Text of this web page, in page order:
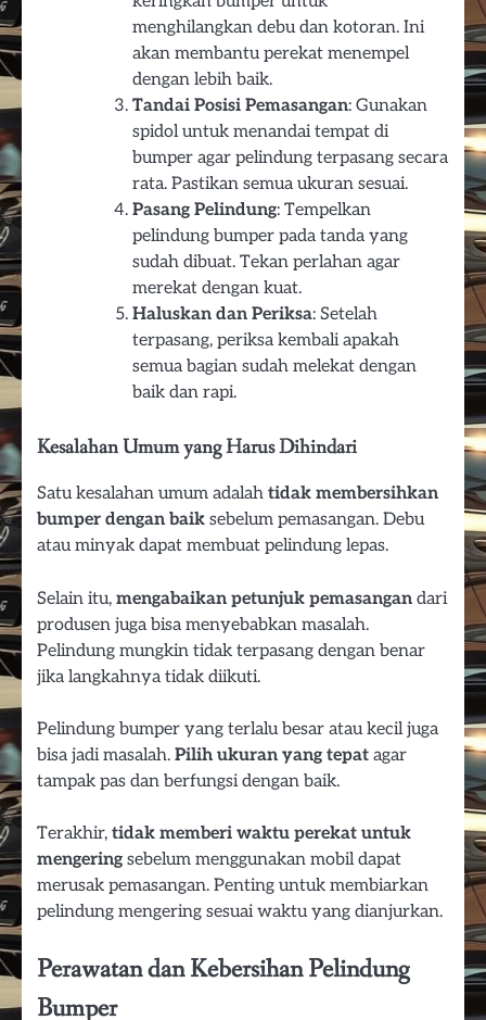
menghilangkan debu dan kotoran. Ini
akan membantu perekat menempel
dengan lebih baik.
Tandai Posisi Pemasangan: Gunakan
spidol untuk menandai tempat di
bumper agar pelindung terpasang secara
rata. Pastikan semua ukuran sesuai.
Pasang Pelindung: Tempelkan
pelindung bumper pada tanda yang
sudah dibuat. Tekan perlahan agar
merekat dengan kuat.
Haluskan dan Periksa: Setelah
terpasang, periksa kembali apakah
semua bagian sudah melekat dengan
baik dan rapi.
Kesalahan Umum yang Harus Dihindari
Satu kesalahan umum adalah tidak membersihkan
bumper dengan baik sebelum pemasangan. Debu
atau minyak dapat membuat pelindung lepas.
Selain itu, mengabaikan petunjuk pemasangan dari
produsen juga bisa menyebabkan masalah.
Pelindung mungkin tidak terpasang dengan benar
jika langkahnya tidak diikuti.
Pelindung bumper yang terlalu besar atau kecil juga
bisa jadi masalah. Pilih ukuran yang tepat agar
tampak pas dan berfungsi dengan baik.
Terakhir, tidak memberi waktu perekat untuk
mengering sebelum menggunakan mobil dapat
merusak pemasangan. Penting untuk membiarkan
pelindung mengering sesuai waktu yang dianjurkan.
Perawatan dan Kebersihan Pelindung
Bumper